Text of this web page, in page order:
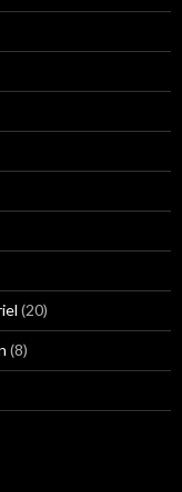
(20)
(8)